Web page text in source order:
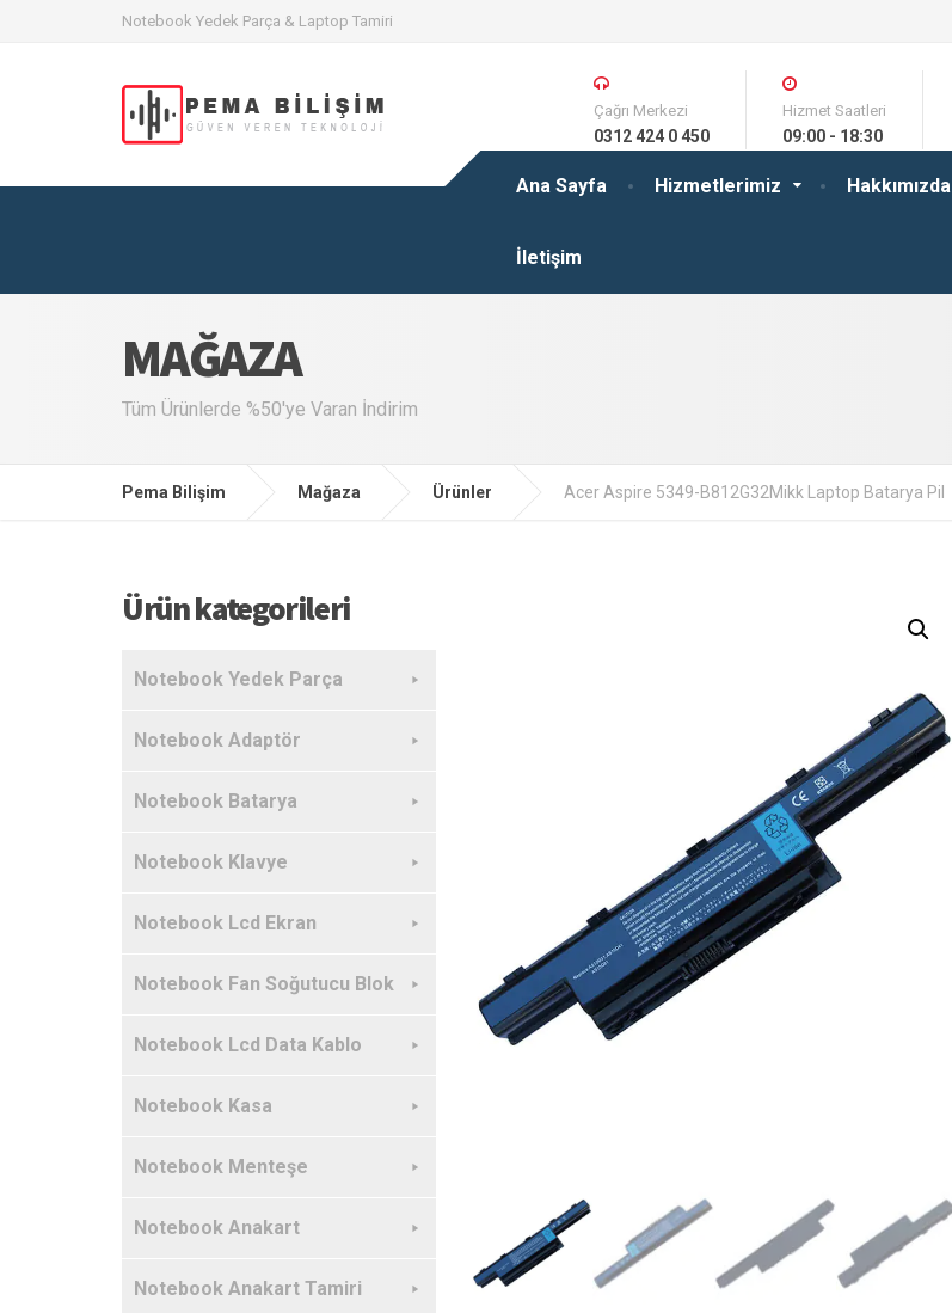
Notebook Yedek Parça & Laptop Tamiri
Ana Sayfa Hizmetlerimiz Hakkımızda
İletişim
Çağrı Merkezi
0312 424 0 450
Hizmet Saatleri
09:00 - 18:30
MAĞAZA
Tüm Ürünlerde %50'ye Varan İndirim
Pema Bilişim Mağaza Ürünler Acer Aspire 5349-B812G32Mikk Laptop Batarya Pil
Ürün kategorileri
Notebook Yedek Parça
Notebook Adaptör
Notebook Batarya
Notebook Klavye
Notebook Lcd Ekran
Notebook Fan Soğutucu Blok
Notebook Lcd Data Kablo
Notebook Kasa
Notebook Menteşe
Notebook Anakart
Notebook Anakart Tamiri